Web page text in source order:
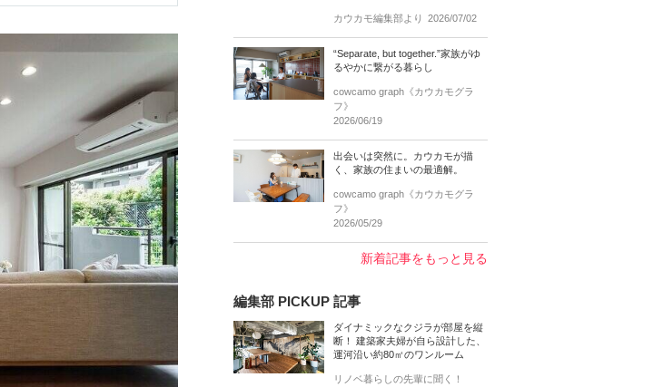
カウカモ編集部より 2026/07/02
“Separate, but together.”家族がゆ
るやかに繋がる暮らし
cowcamo graph《カウカモグラ
フ》
2026/06/19
出会いは突然に。カウカモが描
く、家族の住まいの最適解。
cowcamo graph《カウカモグラ
フ》
2026/05/29
新着記事をもっと見る
編集部 PICKUP 記事
ダイナミックなクジラが部屋を縦
断！ 建築家夫婦が自ら設計した、
運河沿い約80㎡のワンルーム
リノベ暮らしの先輩に聞く！